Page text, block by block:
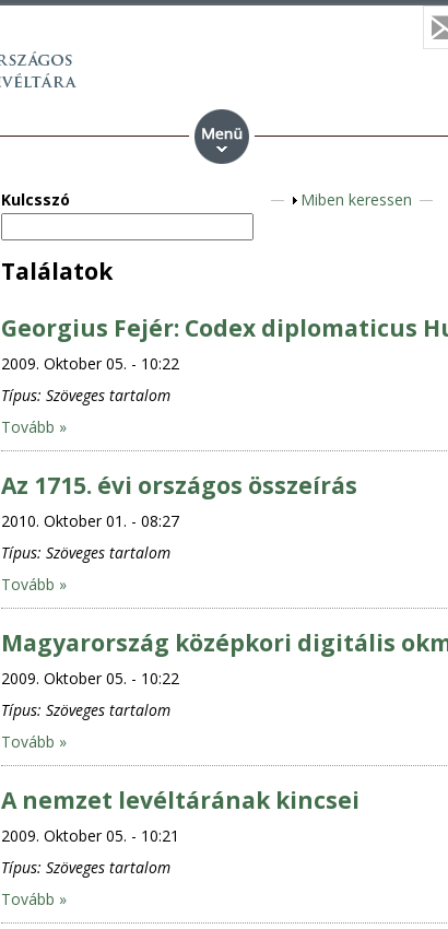
Kulcsszó
A
g
Miben keressen
Találatok
Georgius Fejér: Codex diplomaticus
2009. Oktober 05. - 10:22
Típus: Szöveges tartalom
Tovább »
Az 1715. évi országos összeírás
2010. Oktober 01. - 08:27
Típus: Szöveges tartalom
Tovább »
Magyarország középkori digitális
2009. Oktober 05. - 10:22
Típus: Szöveges tartalom
Tovább »
A nemzet levéltárának kincsei
2009. Oktober 05. - 10:21
Típus: Szöveges tartalom
Tovább »